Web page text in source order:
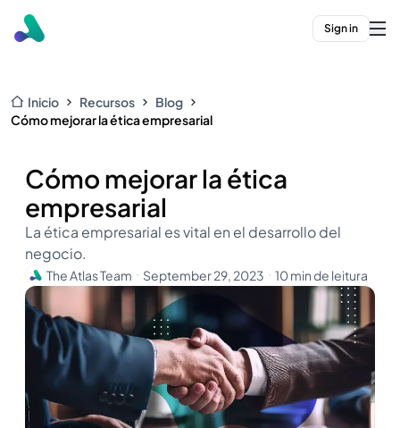
Sign in
Inicio Recursos
Blog
Cómo mejorar la ética empresarial
Cómo mejorar la ética
empresarial
La ética empresarial es vital en el desarrollo del
negocio.
The Atlas Team ・ September 29, 2023 ・ 10 min de leitura